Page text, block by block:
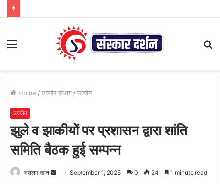
Menu
Home / उज्जैन संभाग / उज्जैन
उज्जैन
झुले व झाकीयों पर प्रशासन द्वारा शांति
समिति बैठक हुई सम्पन्न
असलम खान
Send September 1, 2025 0 24 1 minute read